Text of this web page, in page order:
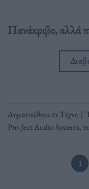
Πανάκριβο, αλλά
Δημοσιεύθηκε σεΤέχνη |
Pro-Ject Audio Systems,
1